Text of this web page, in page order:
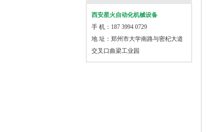
西安星火自动化机械设备
手 机：187 3994 0729
地 址：郑州市大学南路与密杞大道
交叉口曲梁工业园